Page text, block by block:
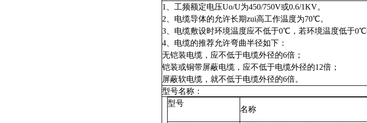
1、工频额定电压Uo/U为450/750V或0.6/1KV。
2、电缆导体的允许长期zui高工作温度为70℃。
3、电缆敷设时环境温度应不低于0℃，若环境温度低于0℃
4、电缆的推荐允许弯曲半径如下：
无铠装电缆，应不低于电缆外径的6倍；
铠装或铜带屏蔽电缆，应不低于电缆外径的12倍；
屏蔽软电缆，就不低于电缆外径的6倍。
型号名称：
型号
名称